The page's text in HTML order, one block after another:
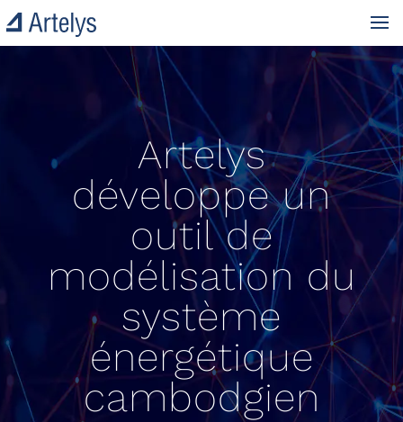
Artelys
développe un
outil de
modélisation du
système
énergétique
cambodgien